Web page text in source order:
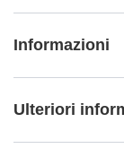
Informazioni
Ulteriori